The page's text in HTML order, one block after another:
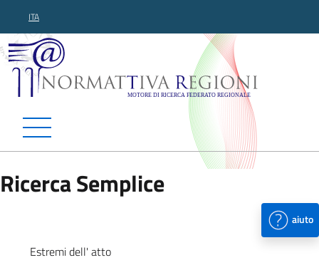
ITA
Normattiva Regioni -
Ricerca Semplice
aiuto
Estremi dell' atto